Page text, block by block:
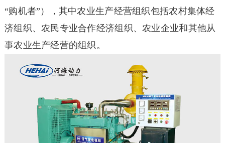
“购机者”），其中农业生产经营组织包括农村集体经
济组织、农民专业合作经济组织、农业企业和其他从
事农业生产经营的组织。